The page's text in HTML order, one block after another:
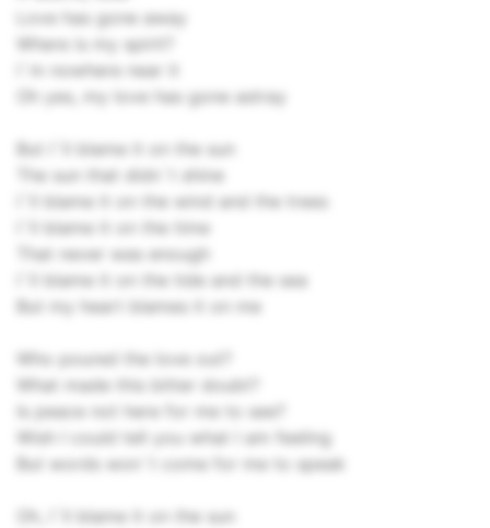
Love has gone away
Where is my spirit?
I`m nowhere near it
Oh yes, my love has gone astray
But I`ll blame it on the sun
The sun that didn`t shine
I`ll blame it on the wind and the trees
I`ll blame it on the time
That never was enough
I`ll blame it on the tide and the sea
But my heart blames it on me
Who poured the love out?
What made this bitter doubt?
Is peace not here for me to see?
Wish I could tell you what I am feeling
But words won`t come for me to speak
Oh, I`ll blame it on the sun